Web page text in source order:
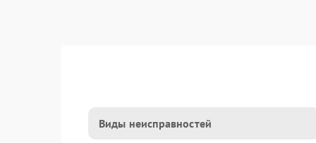
Виды неисправностей